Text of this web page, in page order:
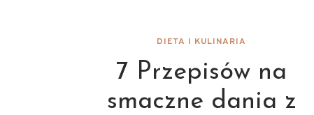
DIETA I KULINARIA
7 Przepisów na
smaczne dania z